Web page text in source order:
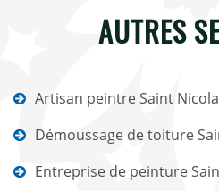
AUTRES
Artisan peintre Saint
Démoussage de toiture
Entreprise de peinture